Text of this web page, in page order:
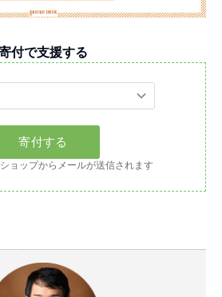
付で支援する
ョップからメールが送信されます